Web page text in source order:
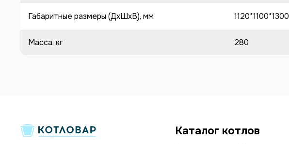
Габаритные размеры (ДхШхВ), мм 1120*1100*1300
Масса, кг 280
Каталог котлов